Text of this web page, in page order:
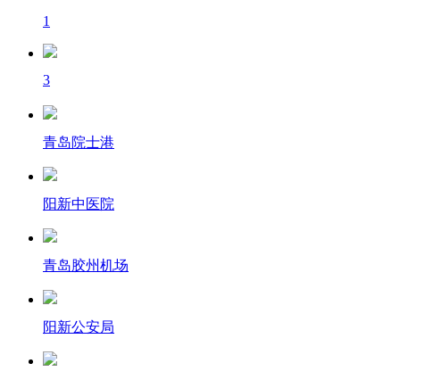
1
3
青岛院士港
阳新中医院
青岛胶州机场
阳新公安局